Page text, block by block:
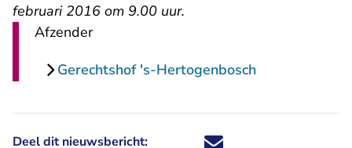
februari 2016 om 9.00 uur.
Afzender
Gerechtshof 's-Hertogenbosch
Deel dit nieuwsbericht: Deel dit nieuwsbericht via X -
Deel dit nieuwsbericht via
Deel dit nieuwsbericht
Deel dit